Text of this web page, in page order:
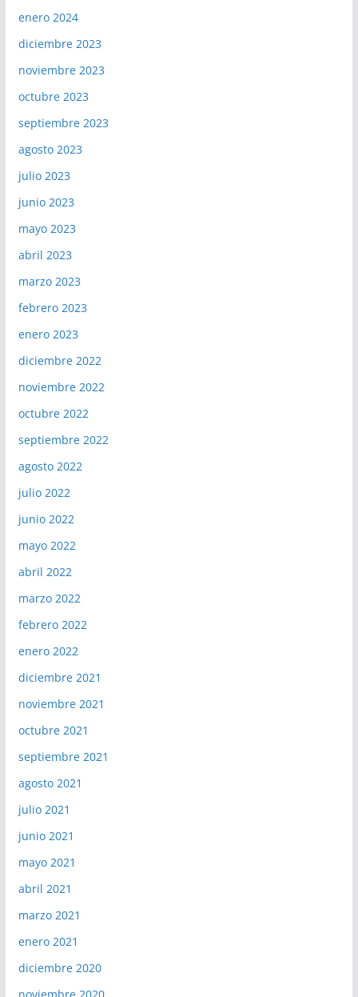
enero 2024
diciembre 2023
noviembre 2023
octubre 2023
septiembre 2023
agosto 2023
julio 2023
junio 2023
mayo 2023
abril 2023
marzo 2023
febrero 2023
enero 2023
diciembre 2022
noviembre 2022
octubre 2022
septiembre 2022
agosto 2022
julio 2022
junio 2022
mayo 2022
abril 2022
marzo 2022
febrero 2022
enero 2022
diciembre 2021
noviembre 2021
octubre 2021
septiembre 2021
agosto 2021
julio 2021
junio 2021
mayo 2021
abril 2021
marzo 2021
enero 2021
diciembre 2020